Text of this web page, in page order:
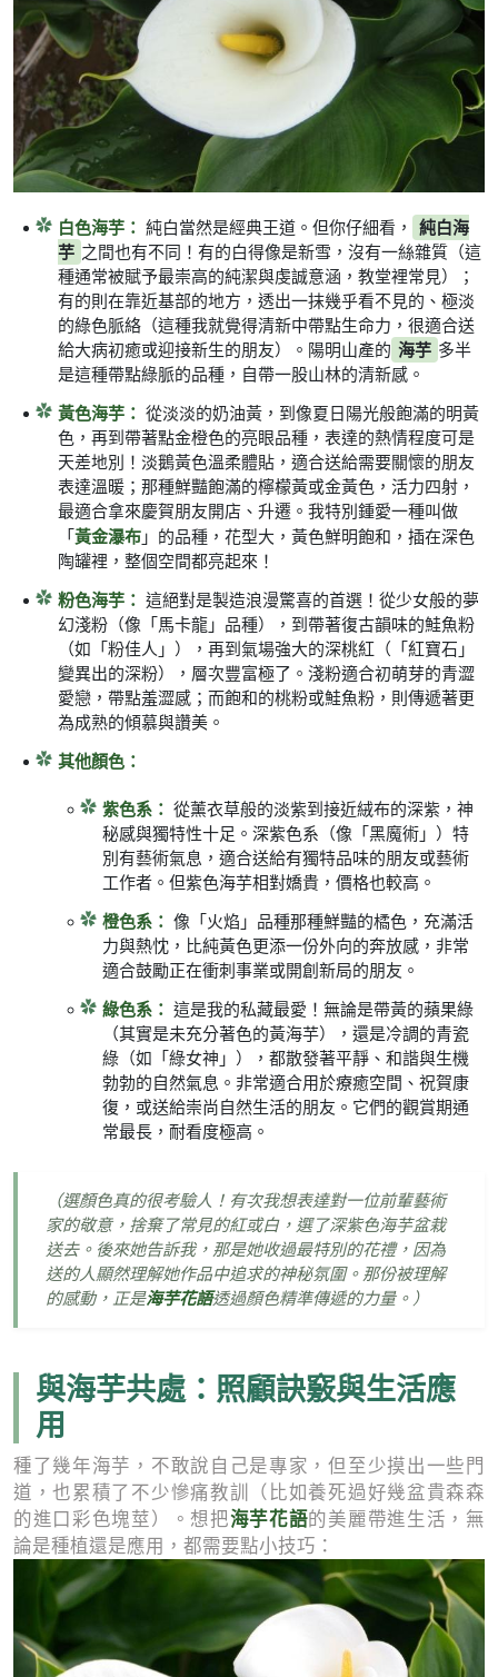
白色海芋： 純白當然是經典王道。但你仔細看，
純白海
芋 之間也有不同！有的白得像是新雪，沒有一絲雜質（這
種通常被賦予最崇高的純潔與虔誠意涵，教堂裡常見）；
有的則在靠近基部的地方，透出一抹幾乎看不見的、極淡
的綠色脈絡（這種我就覺得清新中帶點生命力，很適合送
給大病初癒或迎接新生的朋友）。陽明山產的 海芋 多半
是這種帶點綠脈的品種，自帶一股山林的清新感。
黃色海芋： 從淡淡的奶油黃，到像夏日陽光般飽滿的明黃
色，再到帶著點金橙色的亮眼品種，表達的熱情程度可是
天差地別！淡鵝黃色溫柔體貼，適合送給需要關懷的朋友
表達溫暖；那種鮮豔飽滿的檸檬黃或金黃色，活力四射，
最適合拿來慶賀朋友開店、升遷。我特別鍾愛一種叫做
「 黃金瀑布 」的品種，花型大，黃色鮮明飽和，插在深色
陶罐裡，整個空間都亮起來！
粉色海芋： 這絕對是製造浪漫驚喜的首選！從少女般的夢
幻淺粉（像「馬卡龍」品種），到帶著復古韻味的鮭魚粉
（如「粉佳人」），再到氣場強大的深桃紅（「紅寶石」
變異出的深粉），層次豐富極了。淺粉適合初萌芽的青澀
愛戀，帶點羞澀感；而飽和的桃粉或鮭魚粉，則傳遞著更
為成熟的傾慕與讚美。
其他顏色：
紫色系： 從薰衣草般的淡紫到接近絨布的深紫，神
秘感與獨特性十足。深紫色系（像「黑魔術」）特
別有藝術氣息，適合送給有獨特品味的朋友或藝術
工作者。但紫色海芋相對嬌貴，價格也較高。
橙色系： 像「火焰」品種那種鮮豔的橘色，充滿活
力與熱忱，比純黃色更添一份外向的奔放感，非常
適合鼓勵正在衝刺事業或開創新局的朋友。
綠色系： 這是我的私藏最愛！無論是帶黃的蘋果綠
（其實是未充分著色的黃海芋），還是冷調的青瓷
綠（如「綠女神」），都散發著平靜、和諧與生機
勃勃的自然氣息。非常適合用於療癒空間、祝賀康
復，或送給崇尚自然生活的朋友。它們的觀賞期通
常最長，耐看度極高。
（選顏色真的很考驗人！有次我想表達對一位前輩藝術
家的敬意，捨棄了常見的紅或白，選了深紫色海芋盆栽
送去。後來她告訴我，那是她收過最特別的花禮，因為
送的人顯然理解她作品中追求的神秘氛圍。那份被理解
的感動，正是海芋花語透過顏色精準傳遞的力量。）
與海芋共處：照顧訣竅與生活應
用
種了幾年海芋，不敢說自己是專家，但至少摸出一些門
道，也累積了不少慘痛教訓（比如養死過好幾盆貴森森
的進口彩色塊莖）。想把海芋花語的美麗帶進生活，無
論是種植還是應用，都需要點小技巧：